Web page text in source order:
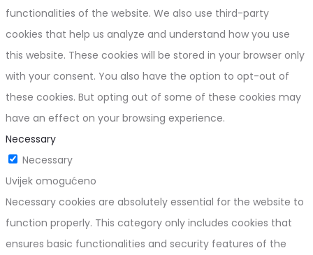
functionalities of the website. We also use third-party
cookies that help us analyze and understand how you use
this website. These cookies will be stored in your browser only
with your consent. You also have the option to opt-out of
these cookies. But opting out of some of these cookies may
have an effect on your browsing experience.
Necessary
Necessary
Uvijek omogućeno
Necessary cookies are absolutely essential for the website to
function properly. This category only includes cookies that
ensures basic functionalities and security features of the